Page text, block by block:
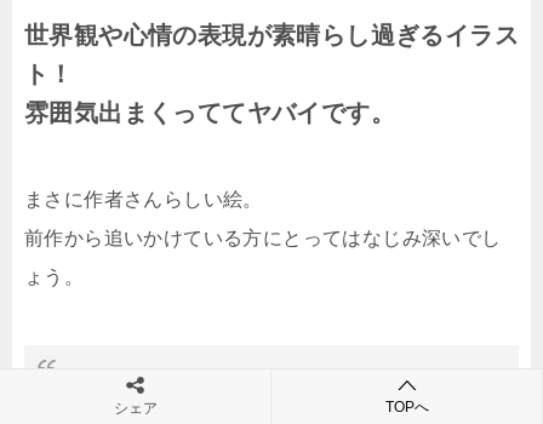
世界観や心情の表現が素晴らし過ぎるイラス
ト！
雰囲気出まくっててヤバイです。
まさに作者さんらしい絵。
前作から追いかけている方にとってはなじみ深いでし
ょう。
シェア TOPへ